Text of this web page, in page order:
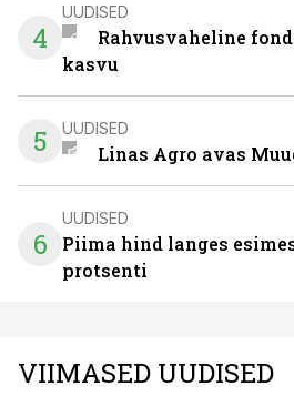
4
UUDISED
Rahvusvaheline
kasvu
5 UUDISED
Linas Agro avas
6
UUDISED
Piima hind langes
protsenti
VIIMASED UUDISED